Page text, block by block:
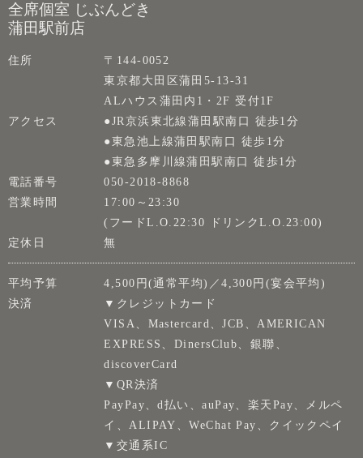
全席個室 じぶんどき
蒲田駅前店
住所
〒144-0052
東京都大田区蒲田5-13-31
ALハウス蒲田内1・2F 受付1F
アクセス
●JR京浜東北線蒲田駅南口 徒歩1分
●東急池上線蒲田駅南口 徒歩1分
●東急多摩川線蒲田駅南口 徒歩1分
電話番号
050-2018-8868
営業時間
17:00～23:30
(フードL.O.22:30 ドリンクL.O.23:00)
定休日
無
平均予算
4,500円(通常平均)／4,300円(宴会平均)
決済
▼クレジットカード
VISA、Mastercard、JCB、AMERICAN
EXPRESS、DinersClub、銀聯、
discoverCard
▼QR決済
PayPay、d払い、auPay、楽天Pay、メルペ
イ、ALIPAY、WeChat Pay、クイックペイ
▼交通系IC